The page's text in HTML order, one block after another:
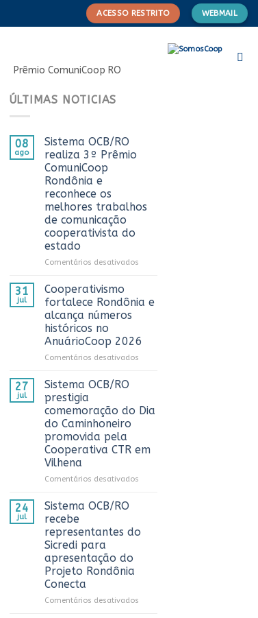
ACESSO RESTRITO WEBMAIL
Prêmio ComuniCoop RO
ÚLTIMAS NOTICIAS
08
ago
Sistema OCB/RO
realiza 3º Prêmio
ComuniCoop
Rondônia e
reconhece os
melhores trabalhos
de comunicação
cooperativista do
estado
Comentários desativadosem
3º
Rondônia
e
de
do
31
jul
Cooperativismo
fortalece Rondônia e
alcança números
históricos no
AnuárioCoop 2026
Comentários desativadosem
alcança
no
27
jul
Sistema OCB/RO
prestigia
comemoração do Dia
do Caminhoneiro
promovida pela
Cooperativa CTR em
Vilhena
Comentários desativadosem
do
24
jul
Sistema OCB/RO
recebe
representantes do
Sicredi para
apresentação do
Projeto Rondônia
Conecta
Comentários desativadosem